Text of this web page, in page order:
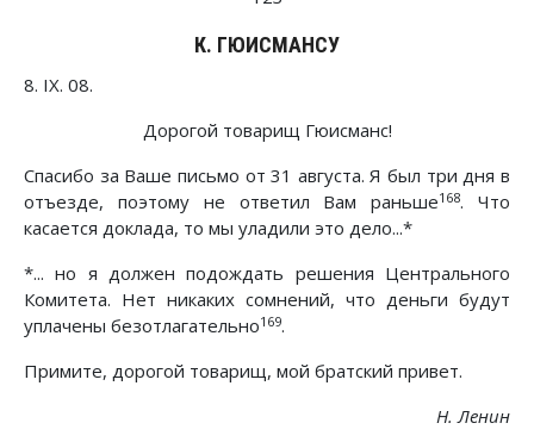
К. ГЮИСМАНСУ
8. IX. 08.
Дорогой товарищ Гюисманс!
Спасибо за Ваше письмо от 31 августа. Я был три дня в
отъезде, поэтому не ответил Вам раньше168. Что
касается доклада, то мы уладили это дело...*
*... но я должен подождать решения Центрального
Комитета. Нет никаких сомнений, что деньги будут
уплачены безотлагательно169.
Примите, дорогой товарищ, мой братский привет.
Н. Ленин